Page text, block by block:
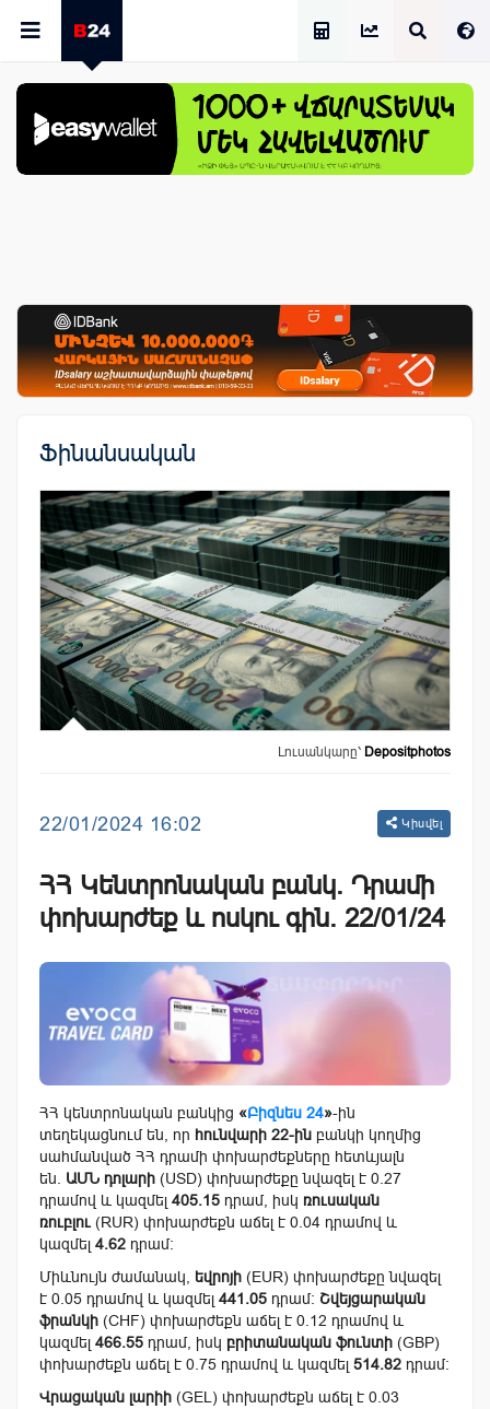
Ֆինանսական
Լուսանկարը՝ Depositphotos
22/01/2024 16:02 Կիսվել
ՀՀ Կենտրոնական բանկ. Դրամի
փոխարժեք և ոսկու գին. 22/01/24
ՀՀ կենտրոնական բանկից «Բիզնես 24»-ին
տեղեկացնում են, որ հունվարի 22-ին բանկի կողմից
սահմանված ՀՀ դրամի փոխարժեքները հետևյալն
են. ԱՄՆ դոլարի (USD) փոխարժեքը նվազել է 0.27
դրամով և կազմել 405.15 դրամ, իսկ ռուսական
ռուբլու (RUR) փոխարժեքն աճել է 0.04 դրամով և
կազմել 4.62 դրամ:
Միևնույն ժամանակ, եվրոյի (EUR) փոխարժեքը նվազել
է 0.05 դրամով և կազմել 441.05 դրամ: Շվեյցարական
ֆրանկի (CHF) փոխարժեքն աճել է 0.12 դրամով և
կազմել 466.55 դրամ, իսկ բրիտանական ֆունտի (GBP)
փոխարժեքն աճել է 0.75 դրամով և կազմել 514.82 դրամ:
Վրացական լարիի (GEL) փոխարժեքն աճել է 0.03